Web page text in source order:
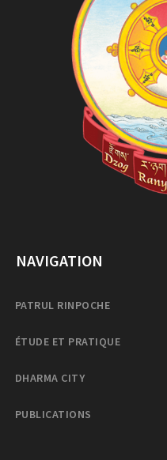
NAVIGATION
PATRUL RINPOCHE
ÉTUDE ET PRATIQUE
DHARMA CITY
PUBLICATIONS